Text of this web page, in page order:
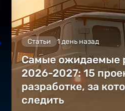
Статьи 1 день назад
Самые ожидаемые
2026-2027: 15
разработке, за
следить